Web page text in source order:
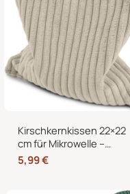
Kirschkernkissen 22×22
cm für Mikrowelle –
Körnerkissen als
Wärmekissen und
5,99€